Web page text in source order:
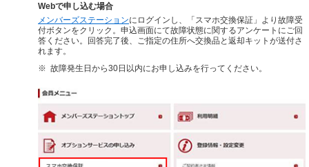
Webで申し込む場合
メンバーズステーションにログインし、「スマホ交換保証」より故障受
付ボタンをクリック。申込画面にて故障状態に関するアンケートにご回
答ください。回答完了後、ご指定の住所へ交換品と返却キットが送付さ
れます。
※ 故障発生日から30日以内にお申し込みを行ってください。